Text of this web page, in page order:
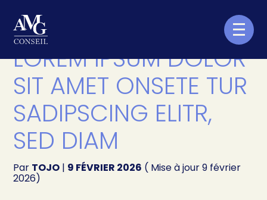
Aller
au
Créer et reprendre une activité
Piloter votre entreprise
Développer votre entreprise
Construire votre patrimoine
Être prêt pour la facturation
électronique
LOREM IPSUM DOLOR
SIT AMET ONSETE TUR
SADIPSCING ELITR,
SED DIAM
Par TOJO | 9 FÉVRIER 2026 ( Mise à jour 9 février
2026)